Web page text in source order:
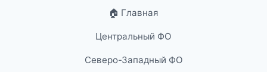
🏠 Главная
Центральный ФО
Северо-Западный ФО